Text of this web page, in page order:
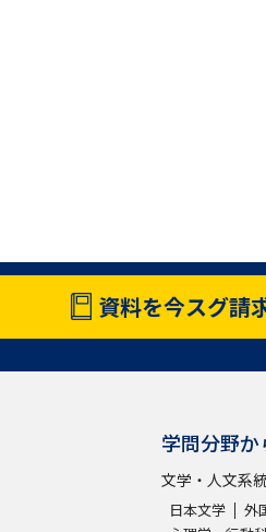
資料を今スグ請
学問分野
文学・人文系
日本文学 外